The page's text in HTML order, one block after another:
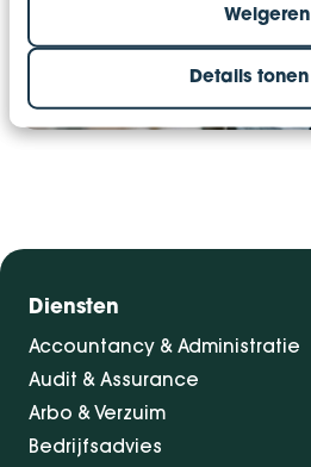
Weigeren
Details tonen
VOEL DE RUIMTE
Diensten
Accountancy & Administratie
Audit & Assurance
Arbo & Verzuim
Bedrijfsadvies